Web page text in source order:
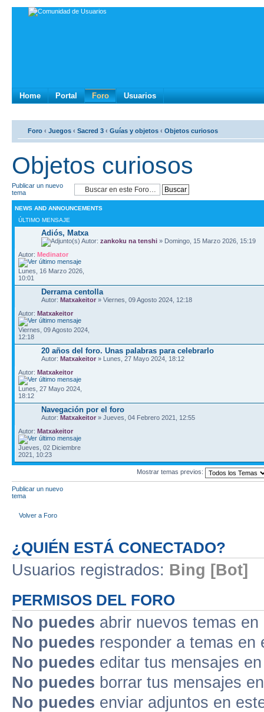
Home Portal Foro Usuarios
Foro ‹ Juegos ‹ Sacred 3 ‹ Guías y objetos ‹ Objetos curiosos
Objetos curiosos
Publicar un nuevo
tema
NEWS AND ANNOUNCEMENTS
ÚLTIMO MENSAJE
Adiós, Matxa
Autor: zankoku na tenshi » Domingo, 15 Marzo 2026, 15:19
Autor: Medinator
Lunes, 16 Marzo 2026,
10:01
Derrama centolla
Autor: Matxakeitor » Viernes, 09 Agosto 2024, 12:18
Autor: Matxakeitor
Viernes, 09 Agosto 2024,
12:18
20 años del foro. Unas palabras para celebrarlo
Autor: Matxakeitor » Lunes, 27 Mayo 2024, 18:12
Autor: Matxakeitor
Lunes, 27 Mayo 2024,
18:12
Navegación por el foro
Autor: Matxakeitor » Jueves, 04 Febrero 2021, 12:55
Autor: Matxakeitor
Jueves, 02 Diciembre
2021, 10:23
Mostrar temas previos:
Publicar un nuevo
tema
Volver a Foro
¿QUIÉN ESTÁ CONECTADO?
Usuarios registrados: Bing [Bot]
PERMISOS DEL FORO
No puedes abrir nuevos temas
No puedes responder a temas en
No puedes editar tus mensajes
No puedes borrar tus mensajes
No puedes enviar adjuntos en